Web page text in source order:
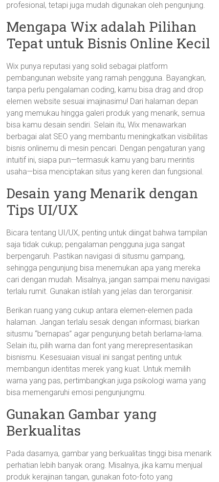
profesional, tetapi juga mudah digunakan oleh pengunjung.
Mengapa Wix adalah Pilihan
Tepat untuk Bisnis Online Kecil
Wix punya reputasi yang solid sebagai platform
pembangunan website yang ramah pengguna. Bayangkan,
tanpa perlu pengalaman coding, kamu bisa drag and drop
elemen website sesuai imajinasimu! Dari halaman depan
yang memukau hingga galeri produk yang menarik, semua
bisa kamu desain sendiri. Selain itu, Wix menawarkan
berbagai alat SEO yang membantu meningkatkan visibilitas
bisnis onlinemu di mesin pencari. Dengan pengaturan yang
intuitif ini, siapa pun—termasuk kamu yang baru merintis
usaha—bisa menciptakan situs yang keren dan fungsional.
Desain yang Menarik dengan
Tips UI/UX
Bicara tentang UI/UX, penting untuk diingat bahwa tampilan
saja tidak cukup; pengalaman pengguna juga sangat
berpengaruh. Pastikan navigasi di situsmu gampang,
sehingga pengunjung bisa menemukan apa yang mereka
cari dengan mudah. Misalnya, jangan sampai menu navigasi
terlalu rumit. Gunakan istilah yang jelas dan terorganisir.
Berikan ruang yang cukup antara elemen-elemen pada
halaman. Jangan terlalu sesak dengan informasi; biarkan
situsmu “bernapas” agar pengunjung betah berlama-lama.
Selain itu, pilih warna dan font yang merepresentasikan
bisnismu. Kesesuaian visual ini sangat penting untuk
membangun identitas merek yang kuat. Untuk memilih
warna yang pas, pertimbangkan juga psikologi warna yang
bisa memengaruhi emosi pengunjungmu.
Gunakan Gambar yang
Berkualitas
Pada dasarnya, gambar yang berkualitas tinggi bisa menarik
perhatian lebih banyak orang. Misalnya, jika kamu menjual
produk kerajinan tangan, gunakan foto-foto yang